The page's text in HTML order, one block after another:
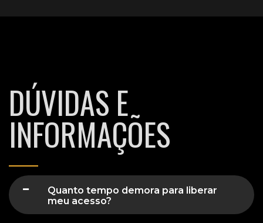
DÚVIDAS E
INFORMAÇÕES
Quanto tempo demora para liberar
meu acesso?